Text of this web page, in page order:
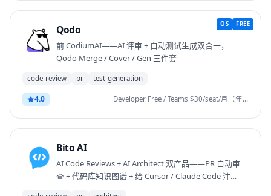
OS FREE
Qodo
前 CodiumAI——AI 评审 + 自动测试生成双合一，
Qodo Merge / Cover / Gen 三件套
code-review pr test-generation
4.0 Developer Free / Teams $30/seat/月（年）≈$38（月）/ Enterprise 定制
Bito AI
AI Code Reviews + AI Architect 双产品——PR 自动审
查 + 代码库知识图谱 + 给 Cursor / Claude Code 注入